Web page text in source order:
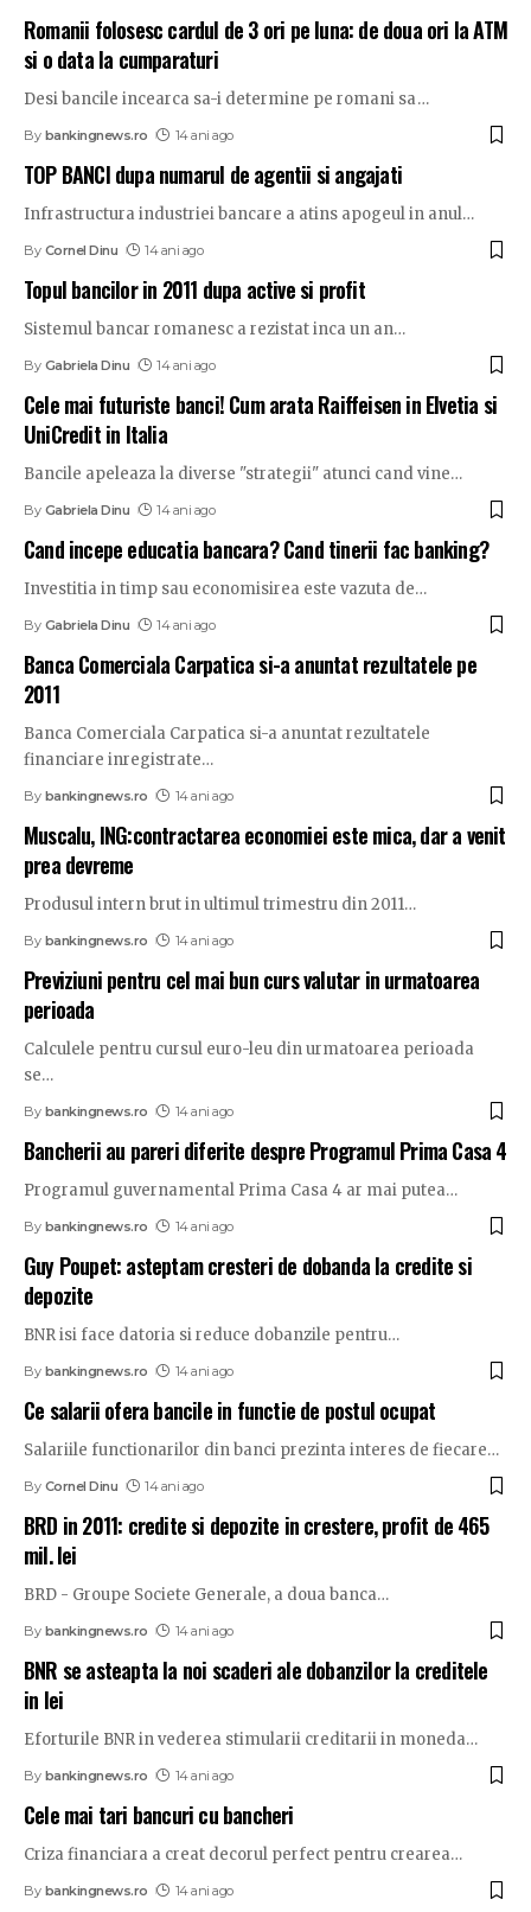
Romanii folosesc cardul de 3 ori pe luna: de doua ori la ATM
si o data la cumparaturi
Desi bancile incearca sa-i determine pe romani sa…
By bankingnews.ro 14 ani ago
TOP BANCI dupa numarul de agentii si angajati
Infrastructura industriei bancare a atins apogeul in anul…
By Cornel Dinu 14 ani ago
Topul bancilor in 2011 dupa active si profit
Sistemul bancar romanesc a rezistat inca un an…
By Gabriela Dinu 14 ani ago
Cele mai futuriste banci! Cum arata Raiffeisen in Elvetia si
UniCredit in Italia
Bancile apeleaza la diverse "strategii" atunci cand vine…
By Gabriela Dinu 14 ani ago
Cand incepe educatia bancara? Cand tinerii fac banking?
Investitia in timp sau economisirea este vazuta de…
By Gabriela Dinu 14 ani ago
Banca Comerciala Carpatica si-a anuntat rezultatele pe
2011
Banca Comerciala Carpatica si-a anuntat rezultatele
financiare inregistrate…
By bankingnews.ro 14 ani ago
Muscalu, ING:contractarea economiei este mica, dar a venit
prea devreme
Produsul intern brut in ultimul trimestru din 2011…
By bankingnews.ro 14 ani ago
Previziuni pentru cel mai bun curs valutar in urmatoarea
perioada
Calculele pentru cursul euro-leu din urmatoarea perioada
se…
By bankingnews.ro 14 ani ago
Bancherii au pareri diferite despre Programul Prima Casa 4
Programul guvernamental Prima Casa 4 ar mai putea…
By bankingnews.ro 14 ani ago
Guy Poupet: asteptam cresteri de dobanda la credite si
depozite
BNR isi face datoria si reduce dobanzile pentru…
By bankingnews.ro 14 ani ago
Ce salarii ofera bancile in functie de postul ocupat
Salariile functionarilor din banci prezinta interes de fiecare…
By Cornel Dinu 14 ani ago
BRD in 2011: credite si depozite in crestere, profit de 465
mil. lei
BRD - Groupe Societe Generale, a doua banca…
By bankingnews.ro 14 ani ago
BNR se asteapta la noi scaderi ale dobanzilor la creditele
in lei
Eforturile BNR in vederea stimularii creditarii in moneda…
By bankingnews.ro 14 ani ago
Cele mai tari bancuri cu bancheri
Criza financiara a creat decorul perfect pentru crearea…
By bankingnews.ro 14 ani ago